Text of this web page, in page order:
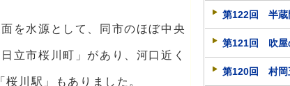
を水源として、同市のほぼ中央
立市桜川町」があり、河口近く
川駅」もありました。
第122回 半蔵
第121回 吹屋
第120回 村岡